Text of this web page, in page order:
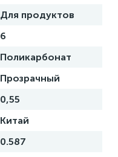
Для продуктов
6
Поликарбонат
Прозрачный
0,55
Китай
0.587